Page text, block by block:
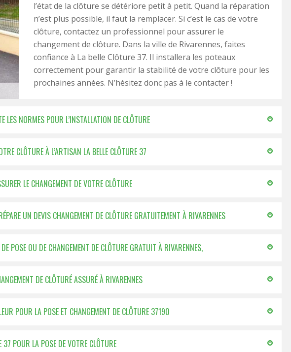
l’état de la clôture se détériore petit à petit. Quand la réparation
n’est plus possible, il faut la remplacer. Si c’est le cas de votre
clôture, contactez un professionnel pour assurer le
changement de clôture. Dans la ville de Rivarennes, faites
confiance à La belle Clôture 37. Il installera les poteaux
correctement pour garantir la stabilité de votre clôture pour les
prochaines années. N’hésitez donc pas à le contacter !
LES NORMES POUR L’INSTALLATION DE CLÔTURE
CLÔTURE À L’ARTISAN LA BELLE CLÔTURE 37
LE CHANGEMENT DE VOTRE CLÔTURE
UN DEVIS CHANGEMENT DE CLÔTURE GRATUITEMENT À RIVARENNES
POSE OU DE CHANGEMENT DE CLÔTURE GRATUIT À RIVARENNES,
DE CLÔTURÉ ASSURÉ À RIVARENNES
POUR LA POSE ET CHANGEMENT DE CLÔTURE 37190
37 POUR LA POSE DE VOTRE CLÔTURE